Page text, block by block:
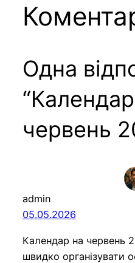
Одна
червень
admin
05.05.2026
Календар на червень
швидко організувати